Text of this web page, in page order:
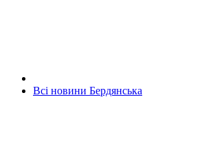
Всі новини Бердянська